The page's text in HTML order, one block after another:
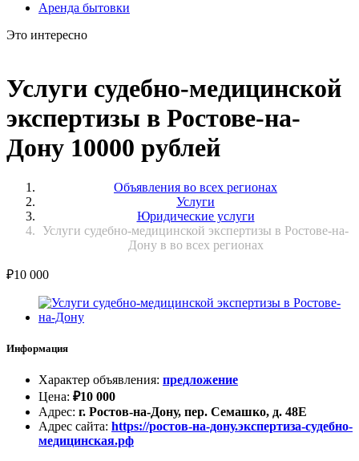
Аренда бытовки
Это интересно
Услуги судебно-медицинской
экспертизы в Ростове-на-
Дону 10000 рублей
Объявления во всех регионах
Услуги
Юридические услуги
Услуги судебно-медицинской экспертизы в Ростове-на-
Дону в во всех регионах
₽10 000
Информация
Характер объявления: предложение
Цена: ₽10 000
Адрес: г. Ростов-на-Дону, пер. Семашко, д. 48Е
Адрес сайта: https://ростов-на-дону.экспертиза-судебно-
медицинская.рф